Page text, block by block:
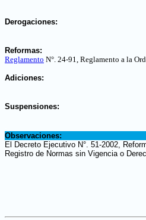
Derogaciones:
Reformas:
Reglamento N°. 24-91, Reglamento a la
Adiciones:
Suspensiones:
Observaciones:
El Decreto Ejecutivo N°. 51-2002,
Registro de Normas sin Vigencia o